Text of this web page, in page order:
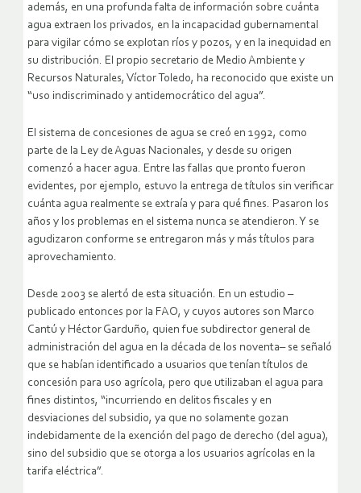
además, en una profunda falta de información sobre cuánta
agua extraen los privados, en la incapacidad gubernamental
para vigilar cómo se explotan ríos y pozos, y en la inequidad en
su distribución. El propio secretario de Medio Ambiente y
Recursos Naturales, Víctor Toledo, ha reconocido que existe un
“uso indiscriminado y antidemocrático del agua”.
El sistema de concesiones de agua se creó en 1992, como
parte de la Ley de Aguas Nacionales, y desde su origen
comenzó a hacer agua. Entre las fallas que pronto fueron
evidentes, por ejemplo, estuvo la entrega de títulos sin verificar
cuánta agua realmente se extraía y para qué fines. Pasaron los
años y los problemas en el sistema nunca se atendieron. Y se
agudizaron conforme se entregaron más y más títulos para
aprovechamiento.
Desde 2003 se alertó de esta situación. En un estudio –
publicado entonces por la FAO, y cuyos autores son Marco
Cantú y Héctor Garduño, quien fue subdirector general de
administración del agua en la década de los noventa– se señaló
que se habían identificado a usuarios que tenían títulos de
concesión para uso agrícola, pero que utilizaban el agua para
fines distintos, “incurriendo en delitos fiscales y en
desviaciones del subsidio, ya que no solamente gozan
indebidamente de la exención del pago de derecho (del agua),
sino del subsidio que se otorga a los usuarios agrícolas en la
tarifa eléctrica”.